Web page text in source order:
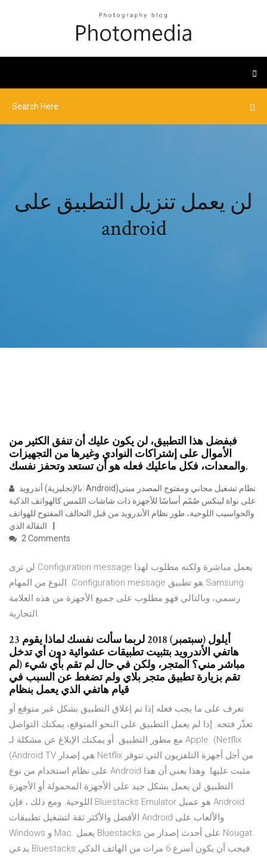
لن يعمل تنزيل التطبيق على
android
فبفضل هذا التطبيق، لن يكون عليك أن تنفق الكثير من
الأموال على إشتراكات النوادي وغيرها من التجهيزات
والمعدات، فكل ماعليك فعله هو أن تستعد وتحفز نفسك.
على نواة لينكس صُمّم أساسًا للأجهزة ذات شاشات اللمس كالهواتف الذكية
والحواسيب اللوحية، طور نظام الأندرويد من قبل التحالف المفتوح للهواتف
النقالة الذي
2 Comments
لن ترى Configuration message يعمل مباشرة ولكنه مطلوب لهذا
النوع من المهام. Configuration message هو تطبيق Samsung
رسمي، وبالتالي فهو مطلوب على جميع الأجهزة من هذه العلامة
التجارية.
23 أيلول (سبتمبر) 2018 لربما سألت نفسك لماذا يقوم
هاتفي الأندرويد بتثبيت تطبيقات عشوائية دون أي تدخل
مباشر مني؟ المتجر، ولكن في حال لم تقم بأي شيء (لم
تقم بزيارة تطبيق متجر بلاي ولم تضغط عن السبب في
قيام هاتفي الذي يعمل بنظام
تعرف على ما يجب فعله إذا تم إغلاق التطبيق بشكل غير متوقع أو
تعذّر فتحه. إذا لم يعمل التطبيق على النحو المتوقع، يمكنك التواصل
مع مطور التطبيق. أو يمكنك الإبلاغ عن مشكلة لـ Apple. (Netflix
(Android TV هي إصدار Netflix من أجل أجهزة التلفزيون التي تتوفر
على نظام استخدام من نوع Android مثبت عليها. وهذا يعني أن هذا
التطبيق لن يعمل بشكل جيد على الأجهزة المحمولة أو الأجهزة
اللوحية. ومع ذلك ، فإن Bluestacks Emulator هو عميل Android
الأفضل والأكثر ثقة لتشغيل تطبيقات Android والألعاب على
Windows و Mac. يعمل Bluestacks على أحدث إصدار من Nougat.
يدعي Bluestacks فيجب أن يكون أسرع 6 مرات من الهاتف الذكي.